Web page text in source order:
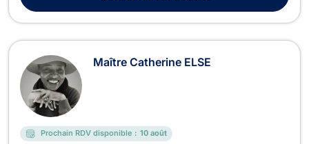
Maître Catherine ELSE
Prochain RDV disponible : 10 août